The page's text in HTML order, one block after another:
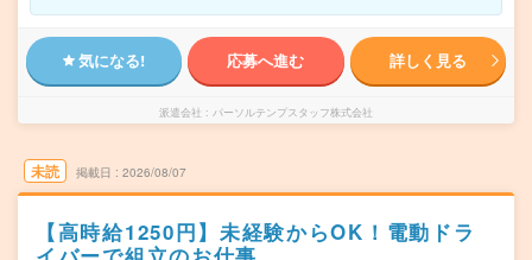
気になる! 応募へ進む 詳しく見る
派遣会社 パーソルテンプスタッフ株式会社
未読 掲載日 2026/08/07
【高時給1250円】未経験からOK！電動ドラ